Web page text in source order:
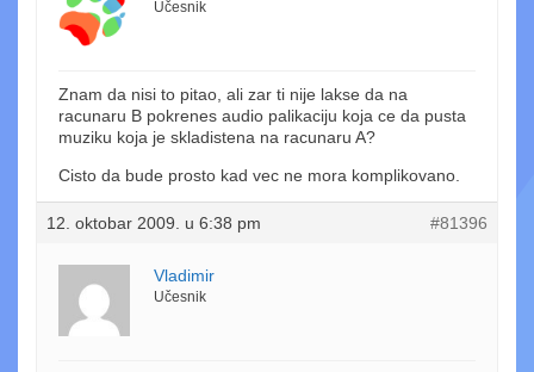
Učesnik
Znam da nisi to pitao, ali zar ti nije lakse da na
racunaru B pokrenes audio palikaciju koja ce da pusta
muziku koja je skladistena na racunaru A?
Cisto da bude prosto kad vec ne mora komplikovano.
12. oktobar 2009. u 6:38 pm #81396
Vladimir
Učesnik